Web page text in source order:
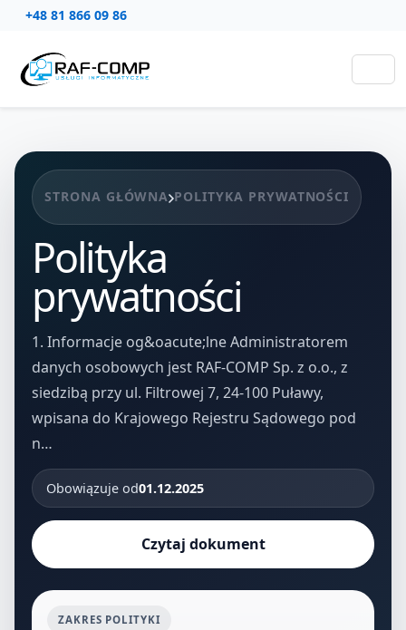
+48 81 866 09 86
STRONA GŁÓWNA POLITYKA PRYWATNOŚCI
Polityka
prywatności
1. Informacje og&oacute;lne Administratorem
danych osobowych jest RAF-COMP Sp. z o.o., z
siedzibą przy ul. Filtrowej 7, 24-100 Puławy,
wpisana do Krajowego Rejestru Sądowego pod
n…
Obowiązuje od01.12.2025
Czytaj dokument
ZAKRES POLITYKI